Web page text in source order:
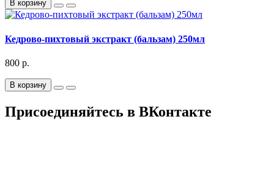
В корзину
Кедрово-пихтовый экстракт (бальзам) 250мл
800 р.
В корзину
Присоединяйтесь в ВКонтакте